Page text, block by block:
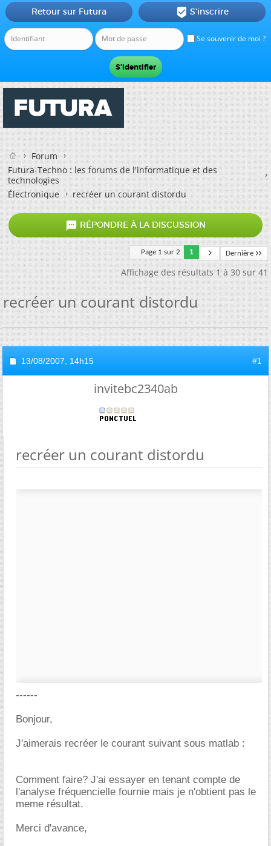
Se souvenir de moi ?
Retour sur Futura  S'inscrire
Forum
Futura-Techno : les forums de l'informatique et des
technologies
Électronique
recréer un courant distordu
 RÉPONDRE À LA DISCUSSION
Page 1 sur 2 1 Dernière
Affichage des résultats 1 à 30 sur 41
recréer un courant distordu
13/08/2007, 14h15 #1
invitebc2340ab
recréer un courant distordu
------
Bonjour,
J'aimerais recréer le courant suivant sous matlab :
Comment faire? J'ai essayer en tenant compte de
l'analyse fréquencielle fournie mais je n'obtient pas le
meme résultat.
Merci d'avance,